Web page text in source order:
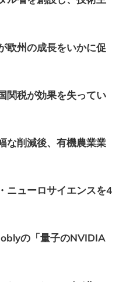
州の成長をいかに促
税が効果を失ってい
削減後、有機農業業
ューロサイエンスを4
の「量子のNVIDIA